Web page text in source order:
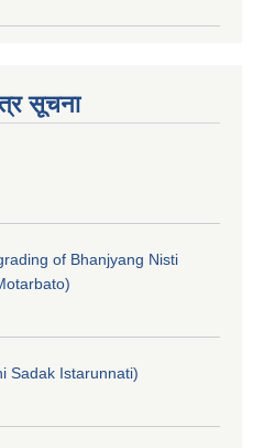
सूचना
of Bhanjyang Nisti
Sadak Istarunnati)